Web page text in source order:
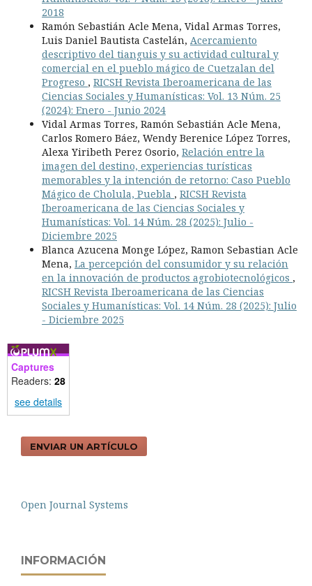
2018
Ramón Sebastián Acle Mena, Vidal Armas Torres,
Luis Daniel Bautista Castelán, Acercamiento
descriptivo del tianguis y su actividad cultural y
comercial en el pueblo mágico de Cuetzalan del
Progreso , RICSH Revista Iberoamericana de las
Ciencias Sociales y Humanísticas: Vol. 13 Núm. 25
(2024): Enero - Junio 2024
Vidal Armas Torres, Ramón Sebastián Acle Mena,
Carlos Romero Báez, Wendy Berenice López Torres,
Alexa Yiribeth Perez Osorio, Relación entre la
imagen del destino, experiencias turísticas
memorables y la intención de retorno: Caso Pueblo
Mágico de Cholula, Puebla , RICSH Revista
Iberoamericana de las Ciencias Sociales y
Humanísticas: Vol. 14 Núm. 28 (2025): Julio -
Diciembre 2025
Blanca Azucena Monge López, Ramon Sebastian Acle
Mena, La percepción del consumidor y su relación
en la innovación de productos agrobiotecnológicos ,
RICSH Revista Iberoamericana de las Ciencias
Sociales y Humanísticas: Vol. 14 Núm. 28 (2025): Julio
- Diciembre 2025
Captures
Readers: 28
see details
ENVIAR UN ARTÍCULO
Open Journal Systems
INFORMACIÓN